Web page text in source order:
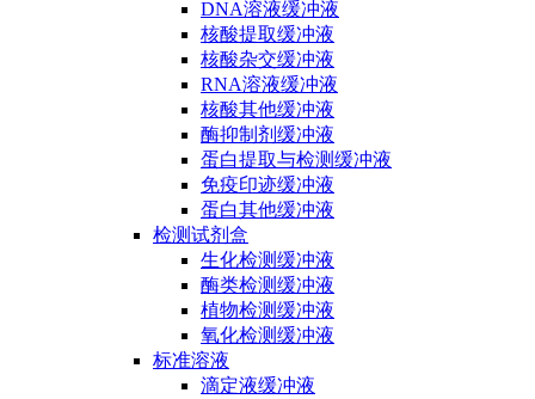
DNA溶液缓冲液
核酸提取缓冲液
核酸杂交缓冲液
RNA溶液缓冲液
核酸其他缓冲液
酶抑制剂缓冲液
蛋白提取与检测缓冲液
免疫印迹缓冲液
蛋白其他缓冲液
检测试剂盒
生化检测缓冲液
酶类检测缓冲液
植物检测缓冲液
氧化检测缓冲液
标准溶液
滴定液缓冲液